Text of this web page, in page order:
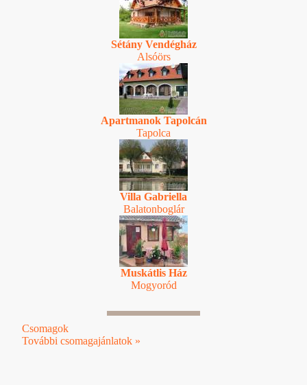
Sétány Vendégház
Alsóörs
Apartmanok Tapolcán
Tapolca
Villa Gabriella
Balatonboglár
Muskátlis Ház
Mogyoród
Csomagok
További csomagajánlatok »